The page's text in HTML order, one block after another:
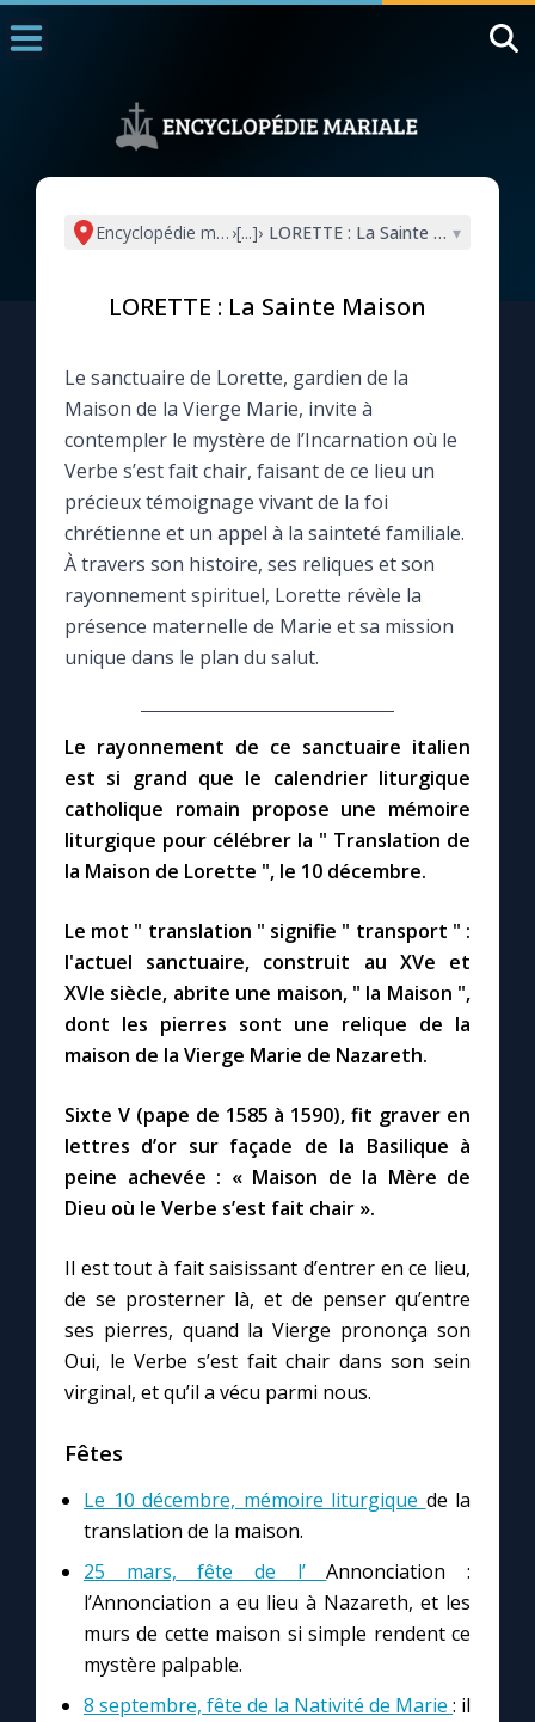
L'actualité de la semaine
La chaîne Youtube
La newsletter
La vidéo de la semaine
Le compte Tiktok
Le magazine
Questions-réponses
Prier au quotidien
Avec Thérèse de Lisieux
L'Évangile chaque jour
Les premiers samedis du mois
Marie qui défait les nœuds
Me consacrer à Jésus par Marie
Mes intentions de prière
Une Minute avec Marie
Une neuvaine
À la une
1000 Raisons de Croire
Chapelet pour le monde
Contact
Encyclopédie mariale
›[...]› LORETTE : La Sainte Maison
▾
LORETTE : La Sainte Maison
Le sanctuaire de Lorette, gardien de la
Maison de la Vierge Marie, invite à
contempler le mystère de l’Incarnation où le
Verbe s’est fait chair, faisant de ce lieu un
précieux témoignage vivant de la foi
chrétienne et un appel à la sainteté familiale.
À travers son histoire, ses reliques et son
rayonnement spirituel, Lorette révèle la
présence maternelle de Marie et sa mission
unique dans le plan du salut.
Le rayonnement de ce sanctuaire italien
est si grand que le calendrier liturgique
catholique romain propose une mémoire
liturgique pour célébrer la " Translation de
la Maison de Lorette ", le 10 décembre.
Le mot " translation " signifie " transport " :
l'actuel sanctuaire, construit au XVe et
XVIe siècle, abrite une maison, " la Maison ",
dont les pierres sont une relique de la
maison de la Vierge Marie de Nazareth.
Sixte V (pape de 1585 à 1590), fit graver en
lettres d’or sur façade de la Basilique à
peine achevée : « Maison de la Mère de
Dieu où le Verbe s’est fait chair ».
Il est tout à fait saisissant d’entrer en ce lieu,
de se prosterner là, et de penser qu’entre
ses pierres, quand la Vierge prononça son
Oui, le Verbe s’est fait chair dans son sein
virginal, et qu’il a vécu parmi nous.
Fêtes
Le 10 décembre, mémoire liturgique de la
translation de la maison.
25 mars, fête de l’Annonciation :
l’Annonciation a eu lieu à Nazareth, et les
murs de cette maison si simple rendent ce
mystère palpable.
8 septembre, fête de la Nativité de Marie : il